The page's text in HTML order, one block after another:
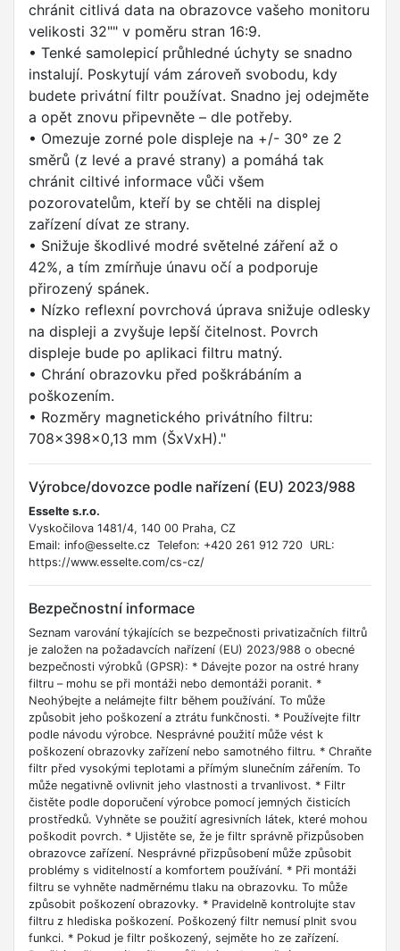
chránit citlivá data na obrazovce vašeho monitoru
velikosti 32"" v poměru stran 16:9.
• Tenké samolepicí průhledné úchyty se snadno
instalují. Poskytují vám zároveň svobodu, kdy
budete privátní filtr používat. Snadno jej odejměte
a opět znovu připevněte – dle potřeby.
• Omezuje zorné pole displeje na +/- 30° ze 2
směrů (z levé a pravé strany) a pomáhá tak
chránit ciltivé informace vůči všem
pozorovatelům, kteří by se chtěli na displej
zařízení dívat ze strany.
• Snižuje škodlivé modré světelné záření až o
42%, a tím zmírňuje únavu očí a podporuje
přirozený spánek.
• Nízko reflexní povrchová úprava snižuje odlesky
na displeji a zvyšuje lepší čitelnost. Povrch
displeje bude po aplikaci filtru matný.
• Chrání obrazovku před poškrábáním a
poškozením.
• Rozměry magnetického privátního filtru:
708x398x0,13 mm (ŠxVxH)."
Výrobce/dovozce podle nařízení (EU) 2023/988
Esselte s.r.o.
Vyskočilova 1481/4, 140 00 Praha, CZ
Email: info@esselte.cz Telefon: +420 261 912 720 URL:
https://www.esselte.com/cs-cz/
Bezpečnostní informace
Seznam varování týkajících se bezpečnosti privatizačních filtrů
je založen na požadavcích nařízení (EU) 2023/988 o obecné
bezpečnosti výrobků (GPSR): * Dávejte pozor na ostré hrany
filtru – mohu se při montáži nebo demontáži poranit. *
Neohýbejte a nelámejte filtr během používání. To může
způsobit jeho poškození a ztrátu funkčnosti. * Používejte filtr
podle návodu výrobce. Nesprávné použití může vést k
poškození obrazovky zařízení nebo samotného filtru. * Chraňte
filtr před vysokými teplotami a přímým slunečním zářením. To
může negativně ovlivnit jeho vlastnosti a trvanlivost. * Filtr
čistěte podle doporučení výrobce pomocí jemných čisticích
prostředků. Vyhněte se použití agresivních látek, které mohou
poškodit povrch. * Ujistěte se, že je filtr správně přizpůsoben
obrazovce zařízení. Nesprávné přizpůsobení může způsobit
problémy s viditelností a komfortem používání. * Při montáži
filtru se vyhněte nadměrnému tlaku na obrazovku. To může
způsobit poškození obrazovky. * Pravidelně kontrolujte stav
filtru z hlediska poškození. Poškozený filtr nemusí plnit svou
funkci. * Pokud je filtr poškozený, sejměte ho ze zařízení.